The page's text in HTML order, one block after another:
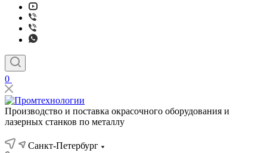
0
Производство и поставка окрасочного оборудования и
лазерных станков по металлу
Санкт-Петербург